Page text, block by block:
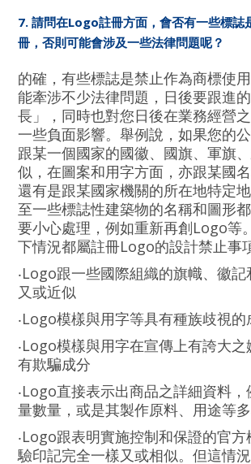
7. 請問在Logo註冊方面，會否有一些標誌
冊，否則可能會涉及一些法律問題呢？
的確，有些標誌是禁止作為商標使
能牽涉不少法律問題，日後要跟進
長」，同時也對您日後在業務經營
一些負面影響。舉例說，如果您的
跟某一個國家的國徽、國旗、軍旗
似，在圖案和用字方面，亦跟某國
還有是跟某國家機關的所在地特定
至一些標誌性建築物的名稱和圖形
要小心處理，例如重新再創Logo等
下情況都屬註冊Logo的設計禁止事
‧Logo跟一些國際組織的旗幟、徽記
又或近似
‧Logo模樣與用字等具有種族歧視的
‧Logo模樣與用字在宣傳上有誇大
有欺騙成分
‧Logo直接表示出商品之詳細資料
量數量，或是其製作原料、用途等
‧Logo跟表明實施控制和保證的官
驗印記完全一樣又或相似。但這情